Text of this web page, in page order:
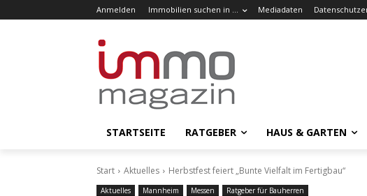
Anmelden Immobilien suchen in … Mediadaten
STARTSEITE RATGEBER HAUS & GARTEN
Start Aktuelles Herbstfest feiert „Bunte Vielfalt im Fertigbau“
Aktuelles Mannheim Messen Ratgeber für Bauherren